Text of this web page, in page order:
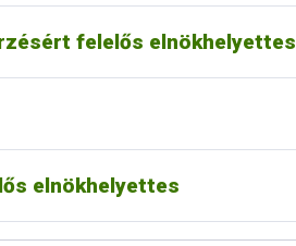
felelős elnökhelyettes
elnökhelyettes